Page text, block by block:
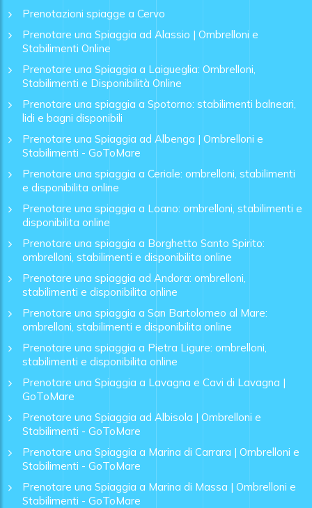
Prenotazioni spiagge a Cervo
Prenotare una Spiaggia ad Alassio | Ombrelloni e
Stabilimenti Online
Prenotare una Spiaggia a Laigueglia: Ombrelloni,
Stabilimenti e Disponibilità Online
Prenotare una spiaggia a Spotorno: stabilimenti balneari,
lidi e bagni disponibili
Prenotare una Spiaggia ad Albenga | Ombrelloni e
Stabilimenti - GoToMare
Prenotare una spiaggia a Ceriale: ombrelloni, stabilimenti
e disponibilita online
Prenotare una spiaggia a Loano: ombrelloni, stabilimenti e
disponibilita online
Prenotare una spiaggia a Borghetto Santo Spirito:
ombrelloni, stabilimenti e disponibilita online
Prenotare una spiaggia ad Andora: ombrelloni,
stabilimenti e disponibilita online
Prenotare una spiaggia a San Bartolomeo al Mare:
ombrelloni, stabilimenti e disponibilita online
Prenotare una spiaggia a Pietra Ligure: ombrelloni,
stabilimenti e disponibilita online
Prenotare una Spiaggia a Lavagna e Cavi di Lavagna |
GoToMare
Prenotare una Spiaggia ad Albisola | Ombrelloni e
Stabilimenti - GoToMare
Prenotare una Spiaggia a Marina di Carrara | Ombrelloni e
Stabilimenti - GoToMare
Prenotare una Spiaggia a Marina di Massa | Ombrelloni e
Stabilimenti - GoToMare